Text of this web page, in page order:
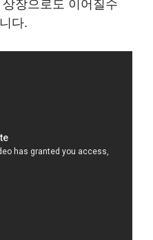
장으로도 이어질수
다.